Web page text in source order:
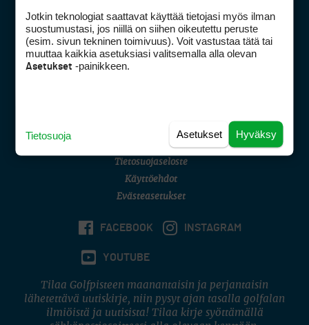
Golfpisteen yhteystiedot
DSA avoimuusraportti
Asiakaspalvelu
(digi) digi@otavamedia.fi
Tietosuojaseloste
Käyttöehdot
Evästeasetukset
FACEBOOK INSTAGRAM
YOUTUBE
Tilaa Golfpisteen maanantaisin ja perjantaisin
lähetettävä uutiskirje, niin pysyt ajan tasalla golfalan
ilmiöistä ja uutisista! Tilaa kirje syöttämällä
Jotkin teknologiat saattavat käyttää tietojasi myös ilman
suostumustasi, jos niillä on siihen oikeutettu peruste
(esim. sivun tekninen toimivuus). Voit vastustaa tätä tai
muuttaa kaikkia asetuksiasi valitsemalla alla olevan
Asetukset -painikkeen.
Hyväksy
Asetukset
Tietosuoja